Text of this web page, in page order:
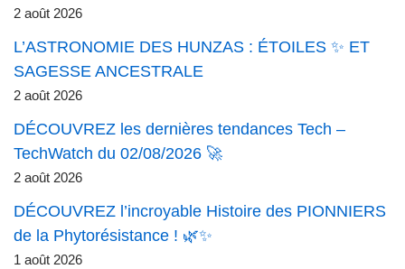
2 août 2026
L’ASTRONOMIE DES HUNZAS : ÉTOILES ✨ ET
SAGESSE ANCESTRALE
2 août 2026
DÉCOUVREZ les dernières tendances Tech –
TechWatch du 02/08/2026 🚀
2 août 2026
DÉCOUVREZ l’incroyable Histoire des PIONNIERS
de la Phytorésistance ! 🌿✨
1 août 2026